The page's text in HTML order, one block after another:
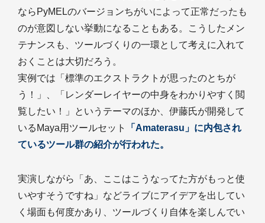
ならPyMELのバージョンちがいによって正常だったも
のが意図しない挙動になることもある。こうしたメン
テナンスも、ツールづくりの一環として考えに入れて
おくことは大切だろう。
実例では「標準のエクストラクトが思ったのとちが
う！」、「レンダーレイヤーの中身をわかりやすく閲
覧したい！」というテーマのほか、伊藤氏が開発して
いるMaya用ツールセット
「Amaterasu」 に内包され
ているツール群の紹介が行われた。
実演しながら「あ、ここはこうなってた方がもっと使
いやすそうですね」などライブにアイデアを出してい
く場面も何度かあり、ツールづくり自体を楽しんでい